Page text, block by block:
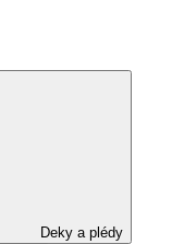
Deky a plédy